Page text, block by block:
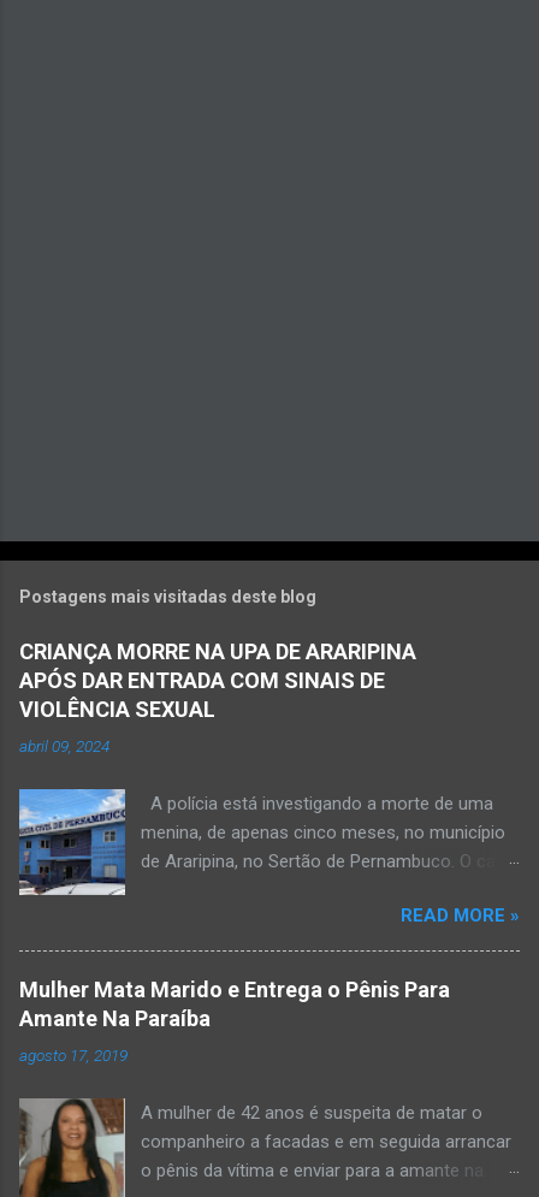
Postagens mais visitadas deste blog
CRIANÇA MORRE NA UPA DE ARARIPINA
APÓS DAR ENTRADA COM SINAIS DE
VIOLÊNCIA SEXUAL
abril 09, 2024
A polícia está investigando a morte de uma
menina, de apenas cinco meses, no município
de Araripina, no Sertão de Pernambuco. O caso
morte a esclarecer”. A PM diz que, na segunda-
feira (8), foi acionada para verificar uma
possível ocorrência de estupro de vulnerável,
na UPA da cidade, mas ao chegar ao local a
vítima estava com um quadro de desidratação
e desnutrição, além de apresentar ruptura anal
e vaginal. Os pais informaram que a criança
READ MORE »
Mulher Mata Marido e Entrega o Pênis Para
Amante Na Paraíba
agosto 17, 2019
A mulher de 42 anos é suspeita de matar o
companheiro a facadas e em seguida arrancar
o pênis da vítima e enviar para a amante na